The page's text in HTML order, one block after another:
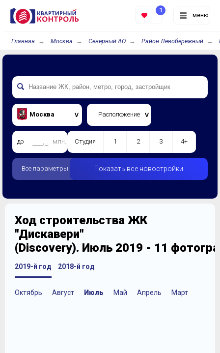
меню
1
Главная Москва Северный АО Район Левобережный
Москва Расположение
до млн. Студия 1 2 3 4+
Все параметры Показать все новостройки
Ход строительства ЖК
"Дискавери"
(Discovery). Июль 2019 - 11
2019-й год
Октябрь Август Июль Май Апрель Март
2018-й год